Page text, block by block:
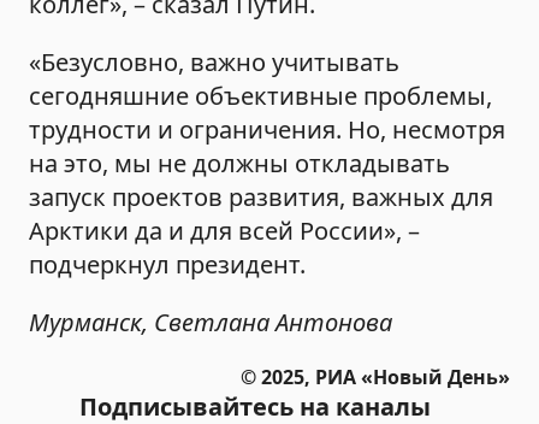
«Безусловно, важно учитывать
сегодняшние объективные проблемы,
трудности и ограничения. Но, несмотря
на это, мы не должны откладывать
запуск проектов развития, важных для
Арктики да и для всей России», –
подчеркнул президент.
Мурманск, Светлана Антонова
© 2025, РИА «Новый День»
Подписывайтесь на каналы